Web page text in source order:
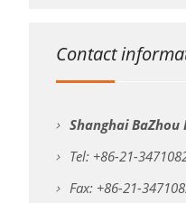
Contact
Shanghai
Tel: +86-21-
Fax: +86-21-